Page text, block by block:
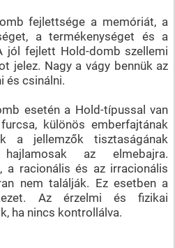
fejlettsége a memóriát, a
a termékenységet és a
jól fejlett Hold-domb szellemi
jelez. Nagy a vágy bennük az
és csinálni.
esetén a Hold-típussal van
különös emberfajtának
a jellemzők tisztaságának
az elmebajra.
a racionális és az irracionális
nem találják. Ez esetben a
Az érzelmi és fizikai
ha nincs kontrollálva.